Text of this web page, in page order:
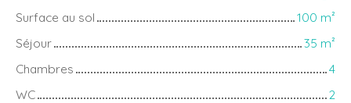
Surface au sol
100 m²
Séjour
35 m²
Chambres
4
WC
2